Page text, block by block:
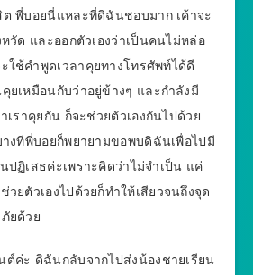
พี่บอยนี่แหละที่ดิฉันชอบมาก เค้าจะ
วัด และออกตัวเองว่าเป็นคนไม่หล่อ
ใช้คำพูดเวลาคุยทางโทรศัพท์ได้ดี
ยเหมือนกับว่าอยู่ข้างๆ และกำลังมี
เราคุยกัน ก็จะช่วยตัวเองกันไปด้วย
างทีพี่บอยก็พยายามขอพบดิฉันเพื่อไปมี
ปฏิเสธค่ะเพราะคิดว่าไม่จำเป็น แค่
ยตัวเองไปด้วยก็ทำให้เสียวจนถึงจุด
ยด้วย
ค่ะ ดิฉันกลับจากไปส่งน้องชายเรียน